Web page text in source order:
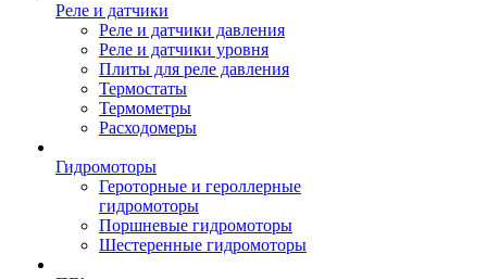
Реле и датчики
Реле и датчики давления
Реле и датчики уровня
Плиты для реле давления
Термостаты
Термометры
Расходомеры
Гидромоторы
Героторные и героллерные
гидромоторы
Поршневые гидромоторы
Шестеренные гидромоторы